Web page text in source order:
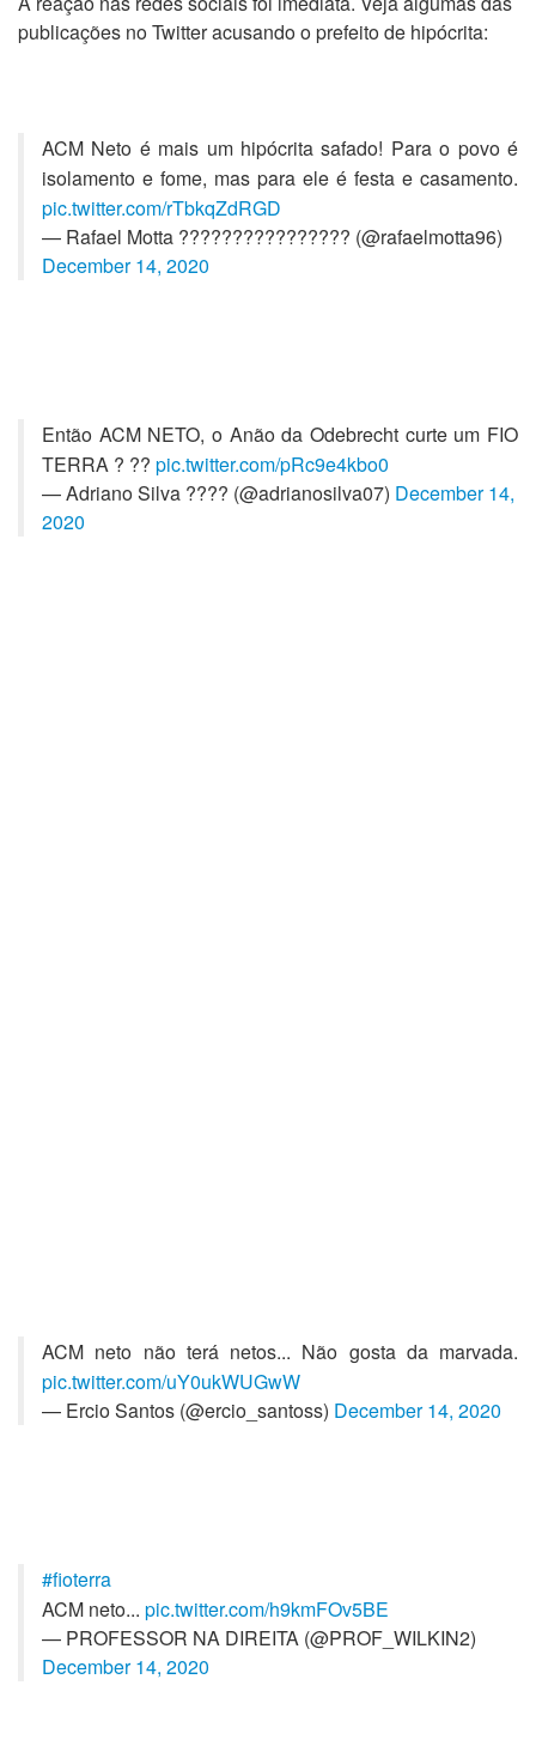
publicações no Twitter acusando o prefeito de hipócrita:
ACM Neto é mais um hipócrita safado! Para o povo é
isolamento e fome, mas para ele é festa e casamento.
pic.twitter.com/rTbkqZdRGD
— Rafael Motta ???????????????? (@rafaelmotta96)
December 14, 2020
Então ACM NETO, o Anão da Odebrecht curte um FIO
TERRA ? ?? pic.twitter.com/pRc9e4kbo0
— Adriano Silva ???? (@adrianosilva07) December 14,
2020
ACM neto não terá netos... Não gosta da marvada.
pic.twitter.com/uY0ukWUGwW
— Ercio Santos (@ercio_santoss) December 14, 2020
#fioterra
ACM neto... pic.twitter.com/h9kmFOv5BE
— PROFESSOR NA DIREITA (@PROF_WILKIN2)
December 14, 2020